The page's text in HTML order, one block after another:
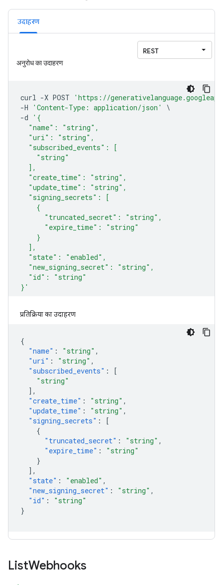
उदाहरण
प्रतिक्रिया का उदाहरण
{
"name" : "string" ,
"uri" : "string" ,
"subscribed_events" :
[
"string"
],
"create_time" : "string" ,
"update_time" : "string" ,
"signing_secrets" :
[
{
"truncated_secret" : "string" ,
"expire_time" :
"string"
}
],
"state" : "enabled" ,
"new_signing_secret" : "string" ,
"id" :
"string"
}
ListWebhooks